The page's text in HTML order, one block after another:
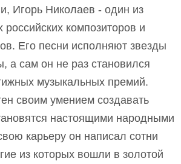
Игорь Николаев - один из
композиторов и
Его песни исполняют звезды
а сам он не раз становился
музыкальных премий.
своим умением создавать
настоящими народными
карьеру он написал сотни
из которых вошли в золотой